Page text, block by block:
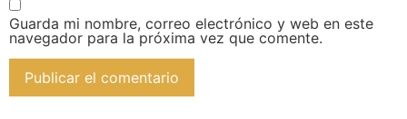
Guarda mi nombre, correo electrónico y web en este
navegador para la próxima vez que comente.